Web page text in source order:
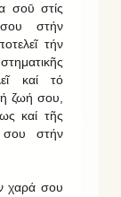
σοῡ στίς
σου στήν
τήν
καί τό
ζωή σου,
καί τῆς
σου στήν
χαρά σου